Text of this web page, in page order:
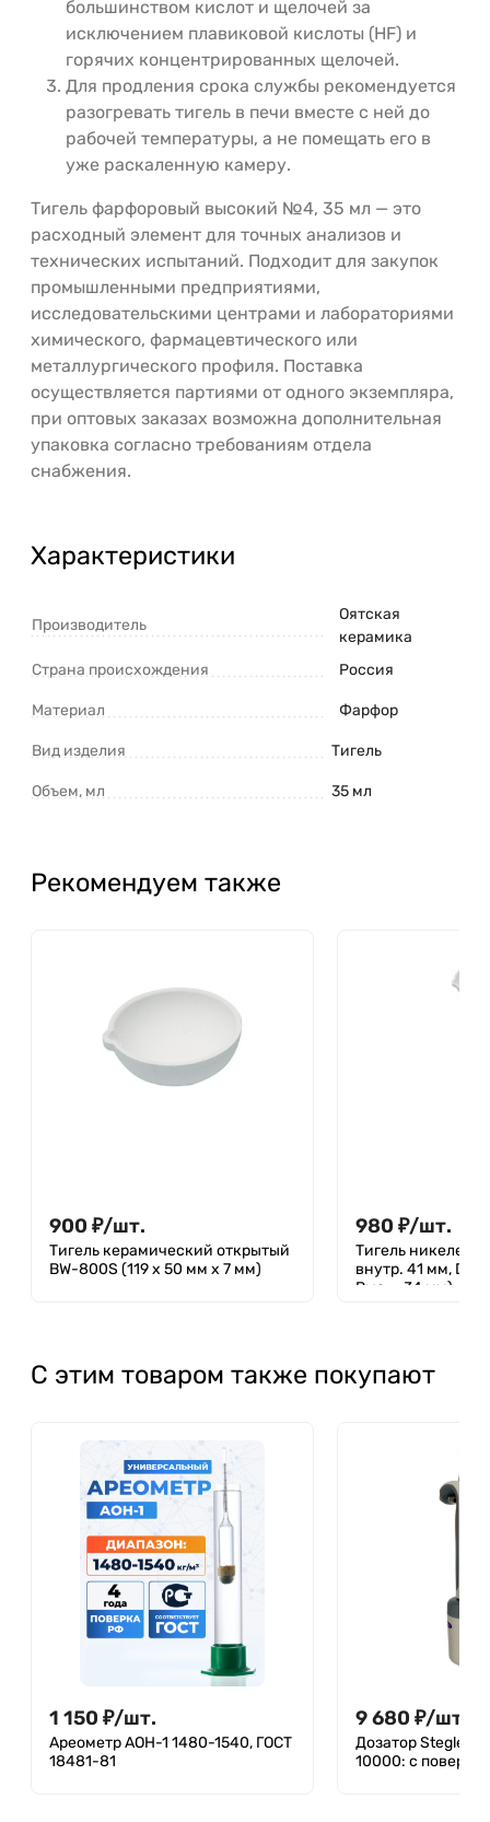
большинством кислот и щелочей за
исключением плавиковой кислоты (HF) и
горячих концентрированных щелочей.
Для продления срока службы рекомендуется
разогревать тигель в печи вместе с ней до
рабочей температуры, а не помещать его в
уже раскаленную камеру.
Тигель фарфоровый высокий №4, 35 мл — это
расходный элемент для точных анализов и
технических испытаний. Подходит для закупок
промышленными предприятиями,
исследовательскими центрами и лабораториями
химического, фармацевтического или
металлургического профиля. Поставка
осуществляется партиями от одного экземпляра,
при оптовых заказах возможна дополнительная
упаковка согласно требованиям отдела
снабжения.
Характеристики
Производитель
Оятская
керамика
Страна происхождения
Россия
Материал Фарфор
Вид изделия Тигель
Объем, мл 35 мл
Рекомендуем также
900 ₽/шт.
Тигель керамический открытый
BW-800S (119 х 50 мм х 7 мм)
980 ₽/шт.
Тигель
внутр. 41 мм, D внеш. - 43 мм, H
Выс. - 34 мм)
С этим товаром также покупают
1 150 ₽/шт.
Ареометр АОН-1 1480-1540, ГОСТ
18481-81
9 680 ₽/шт.
Дозатор Stegler
10000: с